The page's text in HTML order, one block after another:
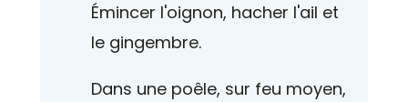
Émincer l'oignon, hacher l'ail et
le gingembre.
Dans une poêle, sur feu moyen,